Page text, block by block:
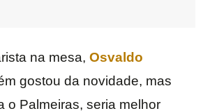
na mesa, Osvaldo
gostou da novidade, mas
o Palmeiras, seria melhor